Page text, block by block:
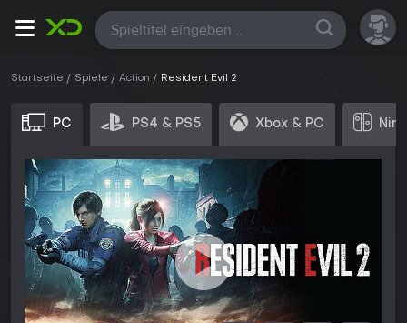
Alle
Startseite Spiele Action Resident Evil 2
PC PS4 & PS5 Xbox & PC